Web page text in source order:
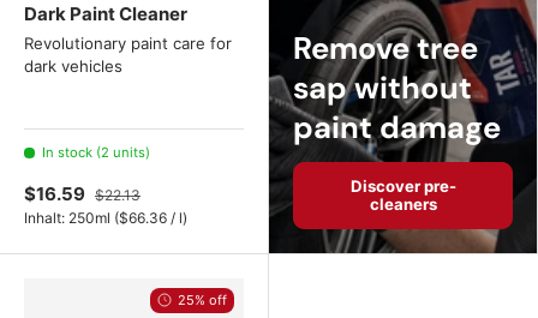
Dark Paint Cleaner
Revolutionary paint care for
dark vehicles
In stock (2 units)
$16.59 $22.13
Inhalt: 250ml Unit price
($66.36 / l)
Remove tree
sap without
paint damage
Discover pre-
cleaners
25% off